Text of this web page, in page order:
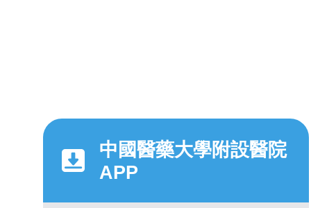
中國醫藥大學附設醫院
APP